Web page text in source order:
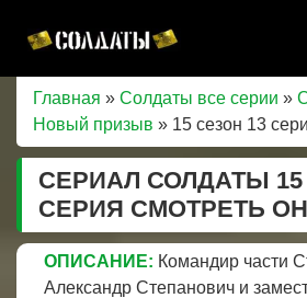
Главная » Солдаты все серии »
Новый призыв » 15 сезон 13
СЕРИАЛ СОЛДАТЫ 15
СЕРИЯ СМОТРЕТЬ
ОПИСАНИЕ: Командир части
Александр Степанович и